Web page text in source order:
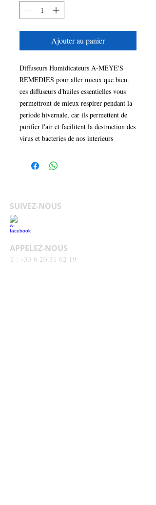
Ajouter au panier
Diffuseurs Humidicateurs A-MEYE'S
REMEDIES pour aller mieux que bien.
ces diffuseurs d'huiles essentielles vous
permettront de mieux respirer pendant la
periode hivernale, car ils permettent de
purifier l'air et facilitent la destruction des
virus et bacteries de nos interieurs
SUIVEZ-NOUS
APPELEZ-NOUS
T : +33 6 20 31 62 19